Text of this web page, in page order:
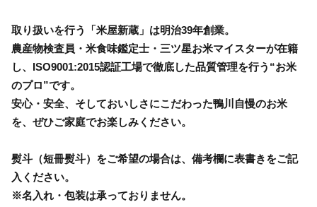
取り扱いを行う「米屋新蔵」は明治39年創業。
農産物検査員・米食味鑑定士・三ツ星お米マイスターが在籍
し、ISO9001:2015認証工場で徹底した品質管理を行う“お米
のプロ”です。
安心・安全、そしておいしさにこだわった鴨川自慢のお米
を、ぜひご家庭でお楽しみください。
熨斗（短冊熨斗）をご希望の場合は、備考欄に表書きをご記
入ください。
※名入れ・包装は承っておりません。